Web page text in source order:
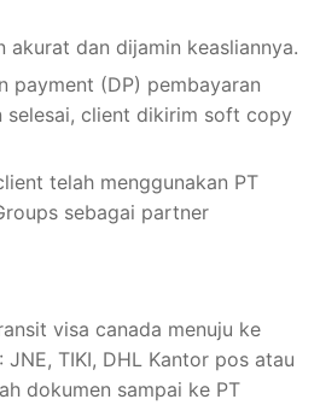
akurat dan dijamin keasliannya.
payment (DP) pembayaran
selesai, client dikirim soft copy
telah menggunakan PT
sebagai partner
visa canada menuju ke
TIKI, DHL Kantor pos atau
dokumen sampai ke PT